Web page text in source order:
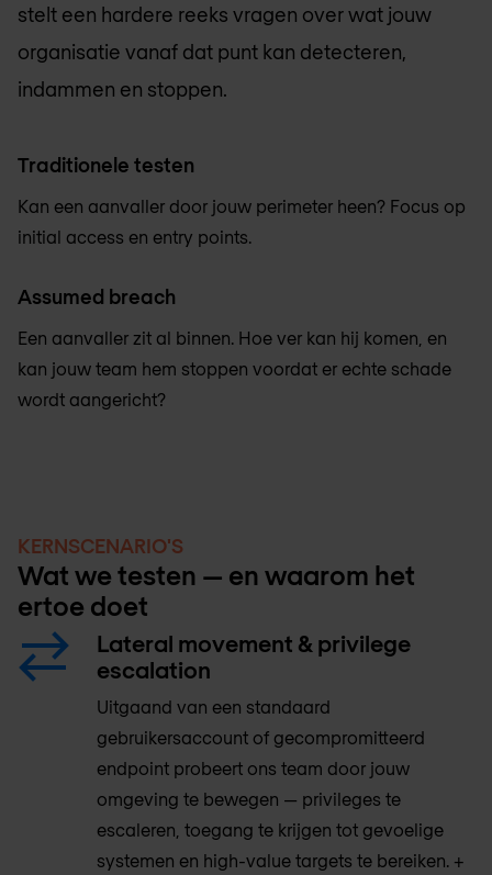
stelt een hardere reeks vragen over wat jouw
organisatie vanaf dat punt kan detecteren,
indammen en stoppen.
Traditionele testen
Kan een aanvaller door jouw perimeter heen? Focus op
initial access en entry points.
Assumed breach
Een aanvaller zit al binnen. Hoe ver kan hij komen, en
kan jouw team hem stoppen voordat er echte schade
wordt aangericht?
KERNSCENARIO'S
Wat we testen — en waarom het
ertoe doet
Lateral movement & privilege
escalation
Uitgaand van een standaard
gebruikersaccount of gecompromitteerd
endpoint probeert ons team door jouw
omgeving te bewegen — privileges te
escaleren, toegang te krijgen tot gevoelige
systemen en high-value targets te bereiken. +